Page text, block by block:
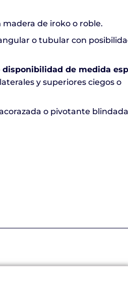
de iroko o roble.
o tubular con
de medida
y superiores ciegos o
o pivotante blindada